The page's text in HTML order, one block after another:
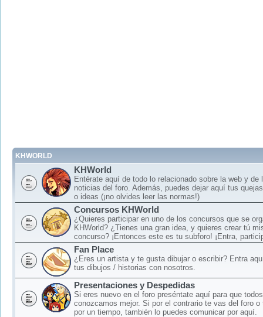
KHWORLD
KHWorld
Entérate aquí de todo lo relacionado sobre la web y de
noticias del foro. Además, puedes dejar aquí tus
o ideas (¡no olvides leer las normas!)
Concursos KHWorld
¿Quieres participar en uno de los concursos que se
KHWorld? ¿Tienes una gran idea, y quieres crear tú
concurso? ¡Entonces este es tu subforo! ¡Entra,
Fan Place
¿Eres un artista y te gusta dibujar o escribir? Entra
tus dibujos / historias con nosotros.
Presentaciones y Despedidas
Si eres nuevo en el foro preséntate aquí para que
conozcamos mejor. Si por el contrario te vas del foro o
por un tiempo, también lo puedes comunicar por aquí.